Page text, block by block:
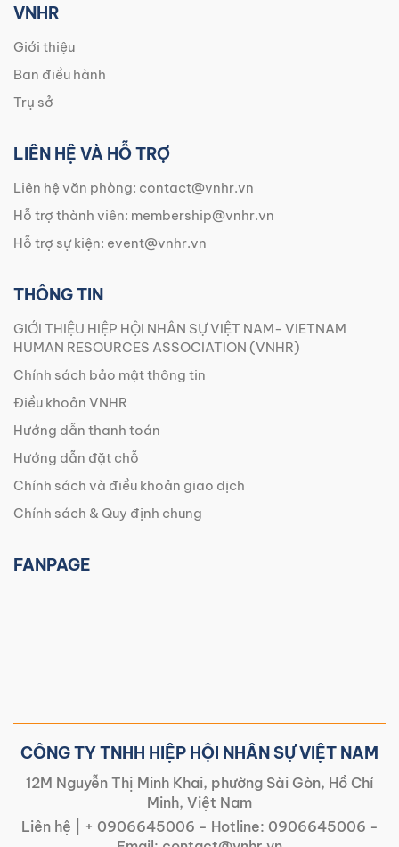
VNHR
Giới thiệu
Ban điều hành
Trụ sở
LIÊN HỆ VÀ HỖ TRỢ
Liên hệ văn phòng: contact@vnhr.vn
Hỗ trợ thành viên: membership@vnhr.vn
Hỗ trợ sự kiện: event@vnhr.vn
THÔNG TIN
GIỚI THIỆU HIỆP HỘI NHÂN SỰ VIỆT NAM- VIETNAM
HUMAN RESOURCES ASSOCIATION (VNHR)
Chính sách bảo mật thông tin
Điều khoản VNHR
Hướng dẫn thanh toán
Hướng dẫn đặt chỗ
Chính sách và điều khoản giao dịch
Chính sách & Quy định chung
FANPAGE
CÔNG TY TNHH HIỆP HỘI NHÂN SỰ VIỆT NAM
12M Nguyễn Thị Minh Khai, phường Sài Gòn, Hồ Chí
Minh, Việt Nam
Liên hệ |
+ 0906645006 - Hotline: 0906645006 -